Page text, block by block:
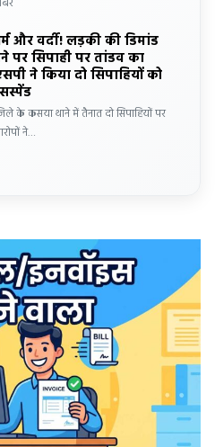
और वर्दी! लड़की की डिमांड
पर सिपाही पर तांडव का
ने किया दो सिपाहियों को
के कसया थाने में तैनात दो सिपाहियों पर
ने…